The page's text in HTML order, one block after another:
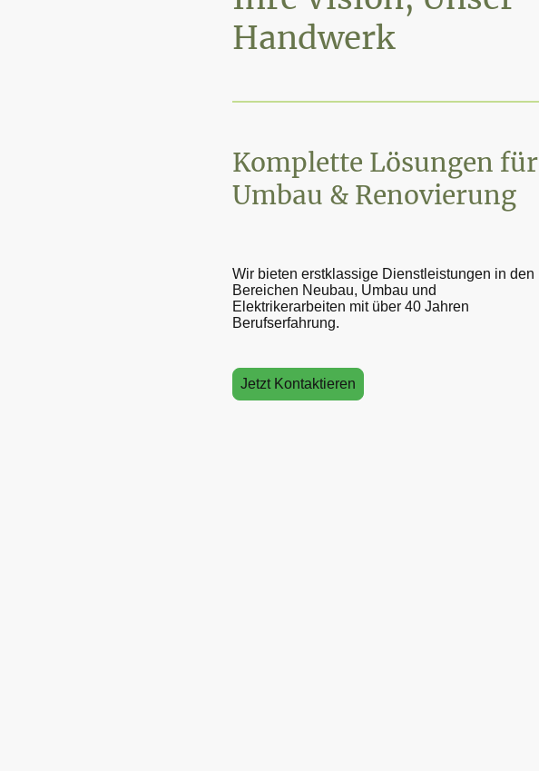
Handwerk
Komplette Lösungen für
Umbau & Renovierung
Wir bieten erstklassige Dienstleistungen in den
Bereichen Neubau, Umbau und
Elektrikerarbeiten mit über 40 Jahren
Berufserfahrung.
Jetzt Kontaktieren